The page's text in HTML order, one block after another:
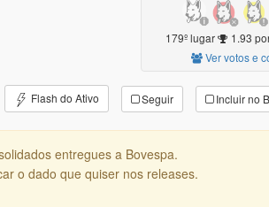
179º lugar 1.93
Ver votos e
Flash do Ativo Seguir Incluir no
entregues a Bovespa.
o dado que quiser nos releases.